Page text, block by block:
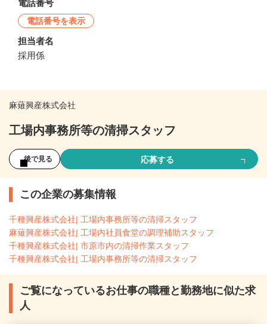
電話番号
電話番号を表示
担当者名
採用係
麻薙興産株式会社
工場内事務所等の清掃スタッフ
後で見る 応募する
この企業の募集情報
千種興産株式会社| 工場内事務所等の清掃スタッフ
麻薙興産株式会社| 工場内社員食堂の調理補助スタッフ
千種興産株式会社| 市原市内の清掃作業スタッフ
千種興産株式会社| 工場内事務所等の清掃スタッフ
ご覧になっているお仕事の職種と勤務地に似た求
人